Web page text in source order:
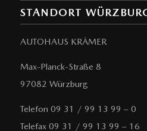
STANDORT
AUTOHAUS KRÄMER
Max-Planck-Straße 8
97082 Würzburg
Telefon 09 31 / 99 13 99 – 0
Telefax 09 31 / 99 13 99 – 16